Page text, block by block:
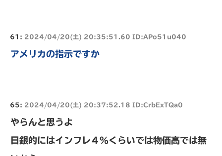
61: 2024/04/20(土) 20:35:51.60 ID:APo51u040
アメリカの指示ですか
65: 2024/04/20(土) 20:37:52.18 ID:CrbExTQa0
やらんと思うよ
日銀的にはインフレ４%くらいでは物価高では無